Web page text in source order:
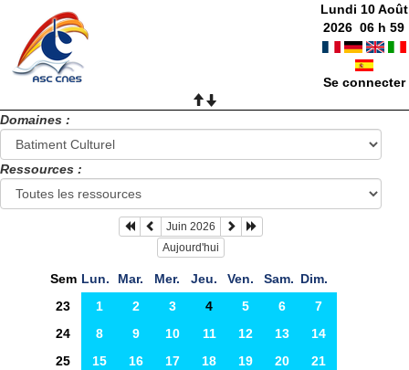
Lundi 10 Août
2026 06 h59
Se connecter
Domaines :
Ressources :
Juin 2026
Aujourd'hui
Sem Lun. Mar. Mer. Jeu. Ven. Sam. Dim.
23
1 2 3 4 5 6
7
24
8 9 10 11 12 13
14
25
15 16 17 18 19 20
21